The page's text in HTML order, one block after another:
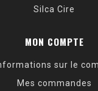
Silca Cire
MON COMPTE
sur le
Mes commandes